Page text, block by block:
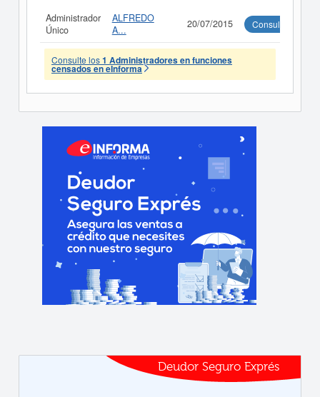
Administrador
Único
ALFREDO
A...
20/07/2015 Consultar
Consulte los1 Administradores en funciones
censados en eInforma
Deudor Seguro Exprés